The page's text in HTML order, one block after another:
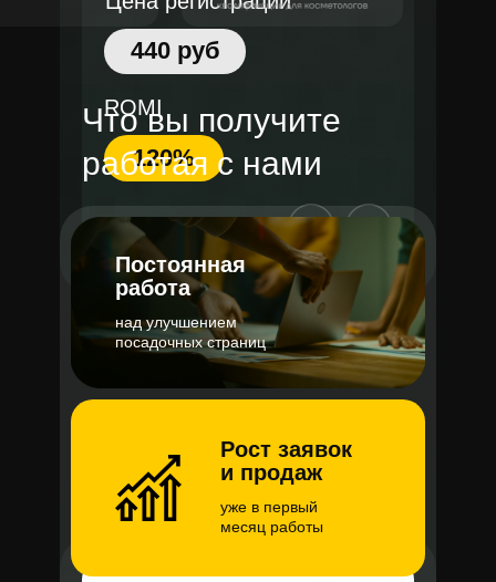
440 руб
120%
ROMI
уже в первый
месяц работы
Рост заявок
и продаж
над улучшением
посадочных страниц
Постоянная
работа
Что вы получите
работая с нами